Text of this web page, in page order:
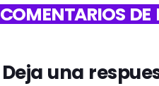
COMENTARIOS
Deja una